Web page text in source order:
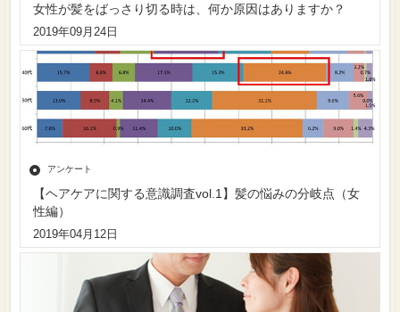
女性が髪をばっさり切る時は、何か原因はありますか？
2019年09月24日
アンケート
【ヘアケアに関する意識調査vol.1】髪の悩みの分岐点（女
性編）
2019年04月12日